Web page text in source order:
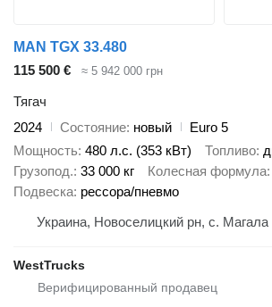
MAN TGX 33.480
115 500 €
≈ 5 942 000 грн
Тягач
2024
Состояние новый
Euro 5
Мощность 480 л.с. (353 кВт) Топливо
Грузопод. 33 000 кг Колесная формула
Подвеска рессора/пневмо
Украина, Новоселицкий рн, с. Магала
WestTrucks